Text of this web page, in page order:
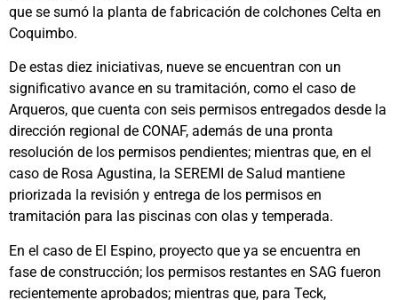
que se sumó la planta de fabricación de colchones Celta en
Coquimbo.
De estas diez iniciativas, nueve se encuentran con un
significativo avance en su tramitación, como el caso de
Arqueros, que cuenta con seis permisos entregados desde la
dirección regional de CONAF, además de una pronta
resolución de los permisos pendientes; mientras que, en el
caso de Rosa Agustina, la SEREMI de Salud mantiene
priorizada la revisión y entrega de los permisos en
tramitación para las piscinas con olas y temperada.
En el caso de El Espino, proyecto que ya se encuentra en
fase de construcción; los permisos restantes en SAG fueron
recientemente aprobados; mientras que, para Teck,